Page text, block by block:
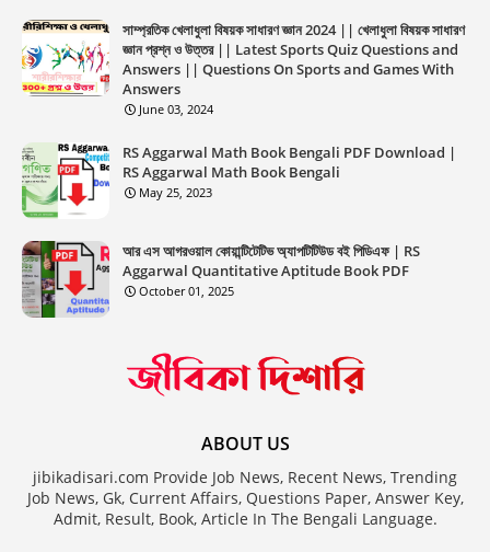
সাম্প্রতিক খেলাধুলা বিষয়ক সাধারণ জ্ঞান 2024 || খেলাধুলা বিষয়ক সাধারণ
জ্ঞান প্রশ্ন ও উত্তর || Latest Sports Quiz Questions and
Answers || Questions On Sports and Games With
Answers
June 03, 2024
RS Aggarwal Math Book Bengali PDF Download |
RS Aggarwal Math Book Bengali
May 25, 2023
আর এস আগরওয়াল কোয়ান্টিটেটিভ অ্যাপটিটিউড বই পিডিএফ | RS
Aggarwal Quantitative Aptitude Book PDF
October 01, 2025
ABOUT US
jibikadisari.com Provide Job News, Recent News, Trending
Job News, Gk, Current Affairs, Questions Paper, Answer Key,
Admit, Result, Book, Article In The Bengali Language.